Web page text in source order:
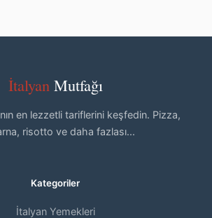
İtalyan Mutfağı
en lezzetli tariflerini keşfedin. Pizza,
risotto ve daha fazlası...
Kategoriler
İtalyan Yemekleri